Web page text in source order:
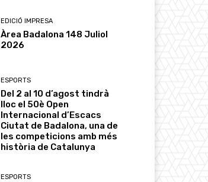
EDICIÓ IMPRESA
Àrea Badalona 148 Juliol
2026
ESPORTS
Del 2 al 10 d’agost tindrà
lloc el 50è Open
Internacional d’Escacs
Ciutat de Badalona, una de
les competicions amb més
història de Catalunya
ESPORTS